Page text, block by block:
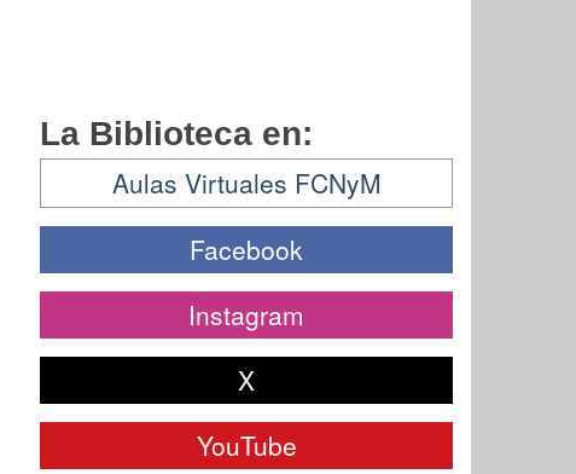
La Biblioteca en:
Aulas Virtuales FCNyM
Facebook
Instagram
X
YouTube